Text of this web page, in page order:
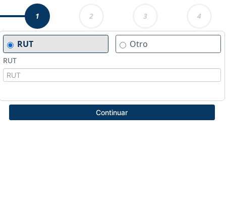
1 2 3 4
RUT Otro
RUT
Continuar